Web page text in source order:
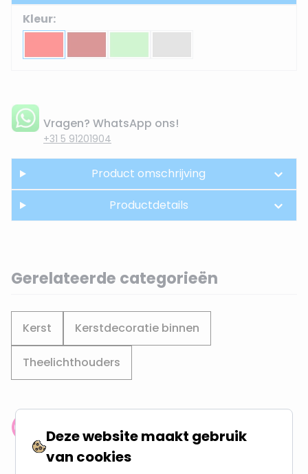
Kleur:
Vragen? WhatsApp ons!
+31 5 91201904
Product omschrijving
Productdetails
Gerelateerde categorieën
Kerst Kerstdecoratie binnen
Theelichthouders
Klantenbeoordeling: 9.4/10
meer dan 100.000 klanten gingen u voor
Deze website maakt gebruik
van cookies